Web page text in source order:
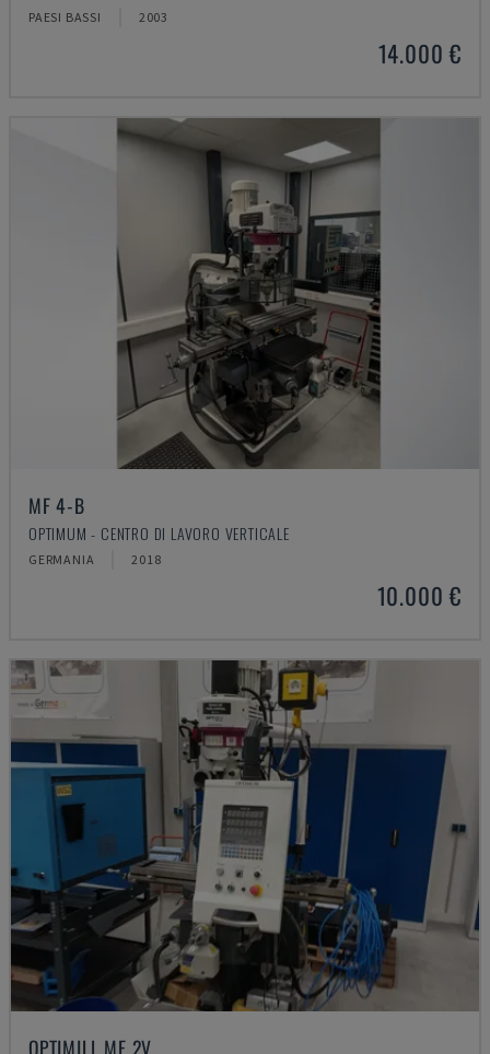
PAESI BASSI 2003
14.000 €
MF 4-B
OPTIMUM - CENTRO DI LAVORO VERTICALE
GERMANIA 2018
10.000 €
OPTIMILL MF 2V